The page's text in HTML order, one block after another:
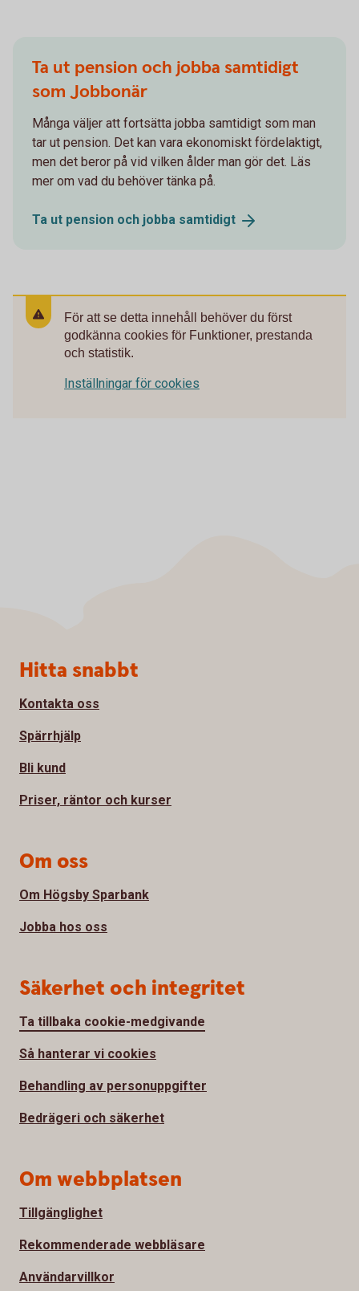
Ta ut pension och jobba samtidigt
som Jobbonär
Många väljer att fortsätta jobba samtidigt som man
tar ut pension. Det kan vara ekonomiskt fördelaktigt,
men det beror på vid vilken ålder man gör det. Läs
mer om vad du behöver tänka på.
Ta ut pension och jobba samtidigt
För att se detta innehåll behöver du först
godkänna cookies för Funktioner, prestanda
och statistik.
Inställningar för cookies
Sidfot
Hitta snabbt
Kontakta oss
Spärrhjälp
Bli kund
Priser, räntor och kurser
Om oss
Om Högsby Sparbank
Jobba hos oss
Säkerhet och integritet
Ta tillbaka cookie-medgivande
Så hanterar vi cookies
Behandling av personuppgifter
Bedrägeri och säkerhet
Om webbplatsen
Tillgänglighet
Rekommenderade webbläsare
Användarvillkor